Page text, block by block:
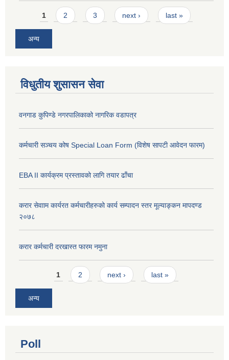
Pages
1 2 3 next › last »
अन्य
विधुतीय शुसासन सेवा
वनगाड कुपिण्डे नगरपालिकाको नागरिक वडापत्र
कर्मचारी सञ्चय कोष Special Loan Form (विशेष सापटी आवेदन फारम)
EBA II कार्यक्रम प्रस्तावको लागि तयार ढाँचा
करार सेवााम कार्यरत कर्मचारीहरुको कार्य सम्पादन स्तर मूल्याङ्कन मापदण्ड
२०७८
करार कर्मचारी दरखास्त फारम नमुना
Pages1 2 next › last »
अन्य
Poll